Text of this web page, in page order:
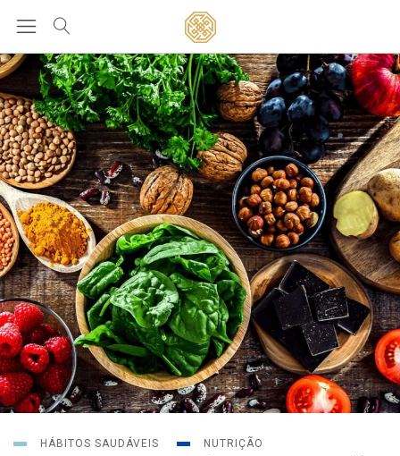
HÁBITOS SAUDÁVEIS NUTRIÇÃO